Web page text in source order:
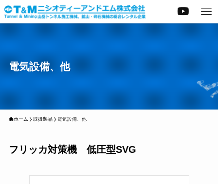
電気設備、他
ホーム 取扱製品 電気設備、他
フリッカ対策機 低圧型SVG